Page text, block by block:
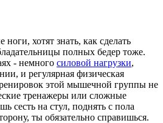
хотят знать, как сделать
полных бедер тоже.
- немного силовой нагрузки,
и регулярная физическая
этой мышечной группы не
тренажеры или сложные
сесть на стул, поднять с пола
ты обязательно справишься.